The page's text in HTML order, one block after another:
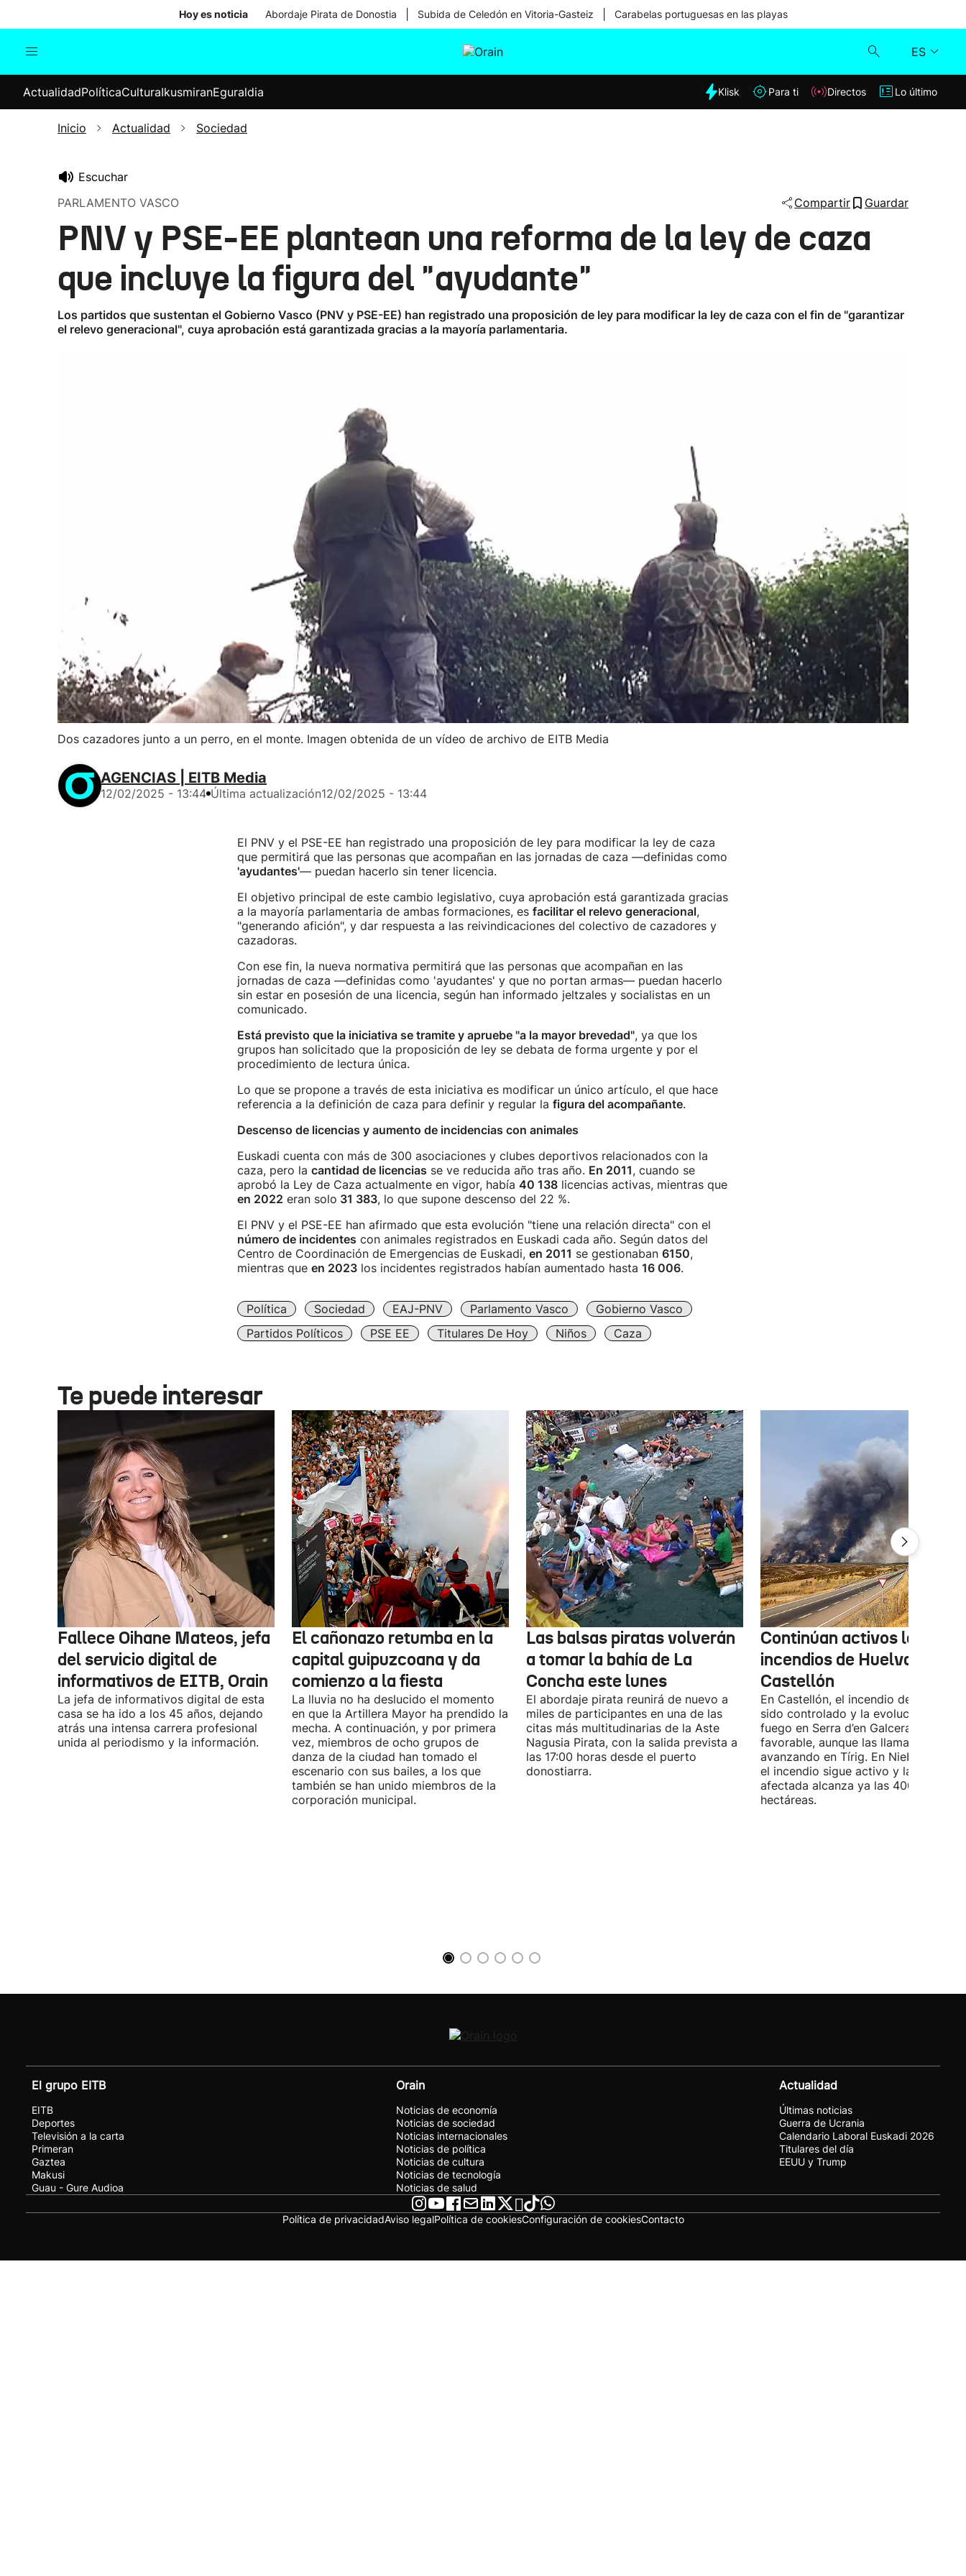
Hoy es noticia Abordaje Pirata de Donostia Subida de Celedón en Vitoria-Gasteiz Carabelas portuguesas en las playas
ES
Internacional
Elecciones
Klisk
ActualidadPolíticaCulturaIkusmiranEguraldia Klisk Para ti Directos Lo último
Inicio Actualidad Sociedad
Escuchar
PARLAMENTO VASCO
Compartir Guardar
PNV y PSE-EE plantean una reforma de la ley de caza
que incluye la figura del "ayudante"
Los partidos que sustentan el Gobierno Vasco (PNV y PSE-EE) han registrado una proposición de ley para modificar la ley de caza con el fin de "garantizar
el relevo generacional", cuya aprobación está garantizada gracias a la mayoría parlamentaria.
Dos cazadores junto a un perro, en el monte. Imagen obtenida de un vídeo de archivo de EITB Media
AGENCIAS | EITB Media
12/02/2025 - 13:44 Última actualización12/02/2025 - 13:44
El PNV y el PSE-EE han registrado una proposición de ley para modificar la ley de caza
que permitirá que las personas que acompañan en las jornadas de caza —definidas como
'ayudantes'— puedan hacerlo sin tener licencia.
El objetivo principal de este cambio legislativo, cuya aprobación está garantizada gracias
a la mayoría parlamentaria de ambas formaciones, es facilitar el relevo generacional,
"generando afición", y dar respuesta a las reivindicaciones del colectivo de cazadores y
cazadoras.
Con ese fin, la nueva normativa permitirá que las personas que acompañan en las
jornadas de caza —definidas como 'ayudantes' y que no portan armas— puedan hacerlo
sin estar en posesión de una licencia, según han informado jeltzales y socialistas en un
comunicado.
Está previsto que la iniciativa se tramite y apruebe "a la mayor brevedad", ya que los
grupos han solicitado que la proposición de ley se debata de forma urgente y por el
procedimiento de lectura única.
Lo que se propone a través de esta iniciativa es modificar un único artículo, el que hace
referencia a la definición de caza para definir y regular la figura del acompañante.
Descenso de licencias y aumento de incidencias con animales
Euskadi cuenta con más de 300 asociaciones y clubes deportivos relacionados con la
caza, pero la cantidad de licencias se ve reducida año tras año. En 2011, cuando se
aprobó la Ley de Caza actualmente en vigor, había 40 138licencias activas, mientras que
en 2022 eran solo 31 383, lo que supone descenso del 22 %.
El PNV y el PSE-EE han afirmado que esta evolución "tiene una relación directa" con el
número de incidentes con animales registrados en Euskadi cada año. Según datos del
Centro de Coordinación de Emergencias de Euskadi, en 2011 se gestionaban 6150,
mientras que en 2023los incidentes registrados habían aumentado hasta 16 006.
Política Sociedad EAJ-PNV Parlamento Vasco
Gobierno Vasco
Partidos Políticos
PSE EE Titulares De Hoy Niños Caza
Te puede interesar
Fallece Oihane Mateos, jefa
del servicio digital de
informativos de EITB, Orain
La jefa de informativos digital de esta
casa se ha ido a los 45 años, dejando
atrás una intensa carrera profesional
unida al periodismo y la información.
El cañonazo retumba en la
capital guipuzcoana y da
comienzo a la fiesta
La lluvia no ha deslucido el momento
en que la Artillera Mayor ha prendido la
mecha. A continuación, y por primera
vez, miembros de ocho grupos de
danza de la ciudad han tomado el
escenario con sus bailes, a los que
también se han unido miembros de la
corporación municipal.
Las balsas piratas volverán
a tomar la bahía de La
Concha este lunes
El abordaje pirata reunirá de nuevo a
miles de participantes en una de las
citas más multitudinarias de la Aste
Nagusia Pirata, con la salida prevista a
las 17:00 horas desde el puerto
donostiarra.
Continúan activos los
incendios de Huelva y
Castellón
En Castellón, el incendio de Culla ya
sido controlado y la evolución del
fuego en Serra d’en Galceran es
favorable, aunque las llamas
avanzando en Tírig. En Niebla
el incendio sigue activo y la
afectada alcanza ya las 4000
hectáreas.
El grupo EITB
EITB
Deportes
Televisión a la carta
Primeran
Gaztea
Makusi
Guau - Gure Audioa
Orain
Noticias de economía
Noticias de sociedad
Noticias internacionales
Noticias de política
Noticias de cultura
Noticias de tecnología
Noticias de salud
Actualidad
Últimas noticias
Guerra de Ucrania
Calendario Laboral Euskadi 2026
Titulares del día
EEUU y Trump
Política de privacidadAviso legalPolítica de cookiesConfiguración de cookiesContacto